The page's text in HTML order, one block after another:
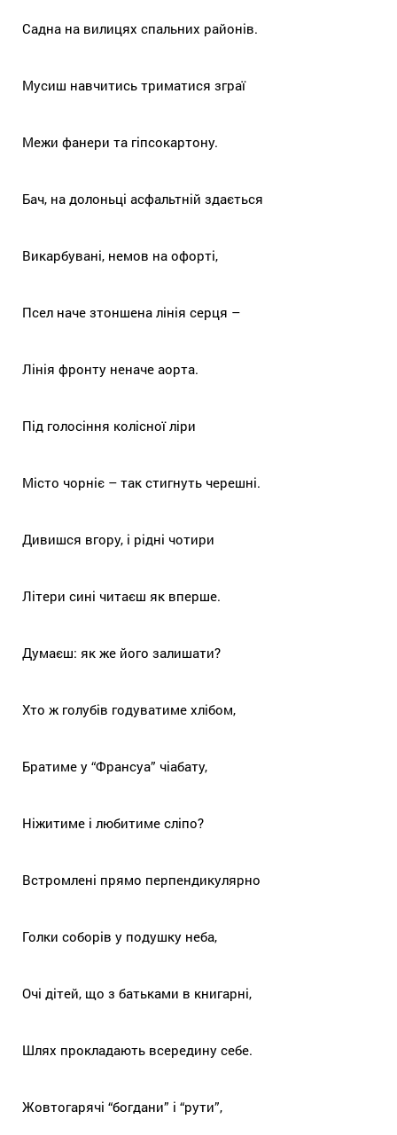
Садна на вилицях спальних районів.
Мусиш навчитись триматися зграї
Межи фанери та гіпсокартону.
Бач, на долоньці асфальтній здається
Викарбувані, немов на офорті,
Псел наче зтоншена лінія серця –
Лінія фронту неначе аорта.
Під голосіння колісної ліри
Місто чорніє – так стигнуть черешні.
Дивишся вгору, і рідні чотири
Літери сині читаєш як вперше.
Думаєш: як же його залишати?
Хто ж голубів годуватиме хлібом,
Братиме у “Франсуа” чіабату,
Ніжитиме і любитиме сліпо?
Встромлені прямо перпендикулярно
Голки соборів у подушку неба,
Очі дітей, що з батьками в книгарні,
Шлях прокладають всередину себе.
Жовтогарячі “богдани” і “рути”,